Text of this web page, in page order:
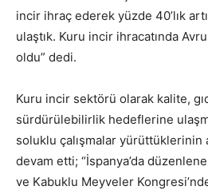
incir ihraç ederek yüzde 40’lık
ulaştık. Kuru incir ihracatında
oldu” dedi.
Kuru incir sektörü olarak kalite,
sürdürülebilirlik hedeflerine
soluklu çalışmalar yürüttüklerinin
devam etti; “İspanya’da
ve Kabuklu Meyveler